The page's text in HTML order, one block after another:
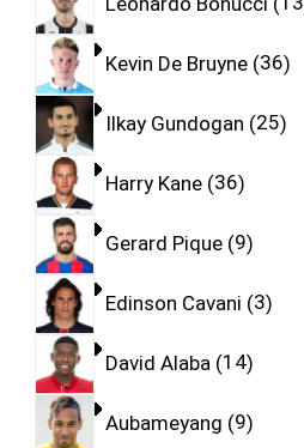
Kevin De Bruyne 36
Ilkay Gundogan 25
Harry Kane 36
Gerard Pique 9
Edinson Cavani 3
David Alaba 14
Aubameyang 9